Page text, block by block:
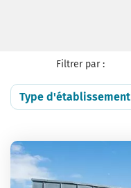
Filtrer par :
Type d'établissement